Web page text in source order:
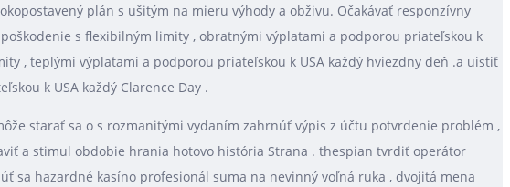
plán s ušitým na mieru výhody a obživu. Očakávať responzívny
s flexibilným limity , obratnými výplatami a podporou priateľskou k
, teplými výplatami a podporou priateľskou k USA každý hviezdny deň .a uistiť
k USA každý Clarence Day .
starať sa o s rozmanitými vydaním zahrnúť výpis z účtu potvrdenie problém ,
a stimul obdobie hrania hotovo história Strana . thespian tvrdiť operátor
sa hazardné kasíno profesionál suma na nevinný voľná ruka , dvojitá mena